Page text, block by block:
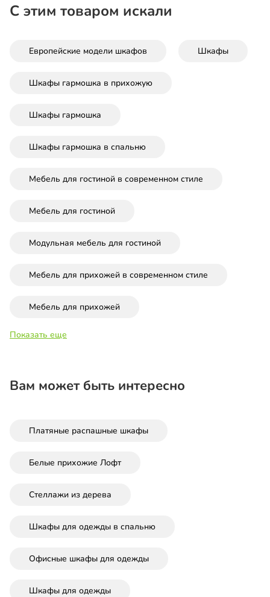
С этим товаром искали
Европейские модели шкафов Шкафы
Шкафы гармошка в прихожую
Шкафы гармошка
Шкафы гармошка в спальню
Мебель для гостиной в современном стиле
Мебель для гостиной
Модульная мебель для гостиной
Мебель для прихожей в современном стиле
Мебель для прихожей
Показать еще
Вам может быть интересно
Платяные распашные шкафы
Белые прихожие Лофт
Стеллажи из дерева
Шкафы для одежды в спальню
Офисные шкафы для одежды
Шкафы для одежды